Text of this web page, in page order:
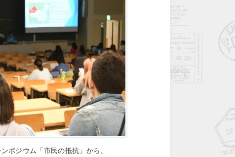
ポジウム「市民の抵抗」から。